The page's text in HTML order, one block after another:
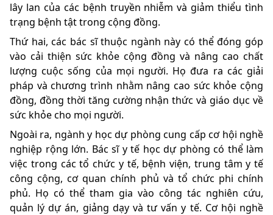
lây lan của các bệnh truyền nhiễm và giảm thiểu tình
trạng bệnh tật trong cộng đồng.
Thứ hai, các bác sĩ thuộc ngành này có thể đóng góp
vào cải thiện sức khỏe cộng đồng và nâng cao chất
lượng cuộc sống của mọi người. Họ đưa ra các giải
pháp và chương trình nhằm nâng cao sức khỏe cộng
đồng, đồng thời tăng cường nhận thức và giáo dục về
sức khỏe cho mọi người.
Ngoài ra, ngành y học dự phòng cung cấp cơ hội nghề
nghiệp rộng lớn. Bác sĩ y tế học dự phòng có thể làm
việc trong các tổ chức y tế, bệnh viện, trung tâm y tế
công cộng, cơ quan chính phủ và tổ chức phi chính
phủ. Họ có thể tham gia vào công tác nghiên cứu,
quản lý dự án, giảng dạy và tư vấn y tế. Cơ hội nghề